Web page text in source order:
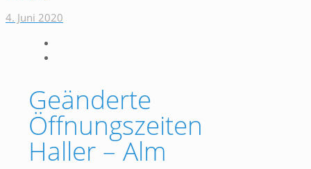
4. Juni 2020
Geänderte
Öffnungszeiten
Haller – Alm